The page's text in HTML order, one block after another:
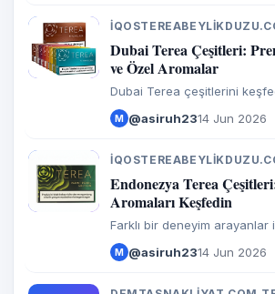
I
Dubai Terea Çeşitleri:
ve Özel Aromalar
Dubai Terea çeşitlerini
kalite, zengin aroma profili
garantisi ile tanışın. Hızlı
M @asiruh2314 Jun 2026
I
Endonezya Terea
Aromaları Keşfedin
Farklı bir deneyim arayanlar
Terea çeşitleri! Egzotik
ürün garantisi ve hızlı
M @asiruh2314 Jun 2026